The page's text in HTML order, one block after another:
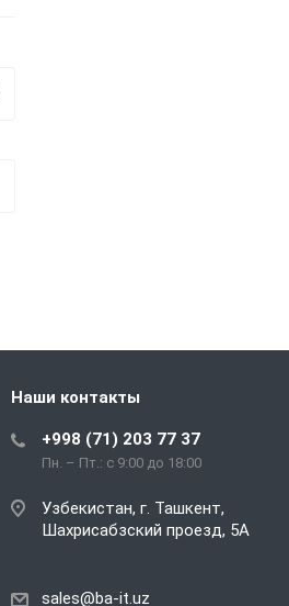
Наши контакты
+998 (71) 203 77 37
Пн. – Пт.: с 9:00 до 18:00
Узбекистан, г. Ташкент,
Шахрисабзский проезд, 5А
sales@ba-it.uz